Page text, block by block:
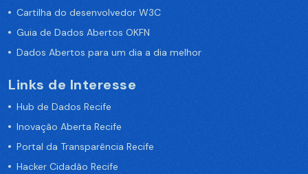
Cartilha do desenvolvedor W3C
Guia de Dados Abertos OKFN
Dados Abertos para um dia a dia melhor
Links de Interesse
Hub de Dados Recife
Inovação Aberta Recife
Portal da Transparência Recife
Hacker Cidadão Recife